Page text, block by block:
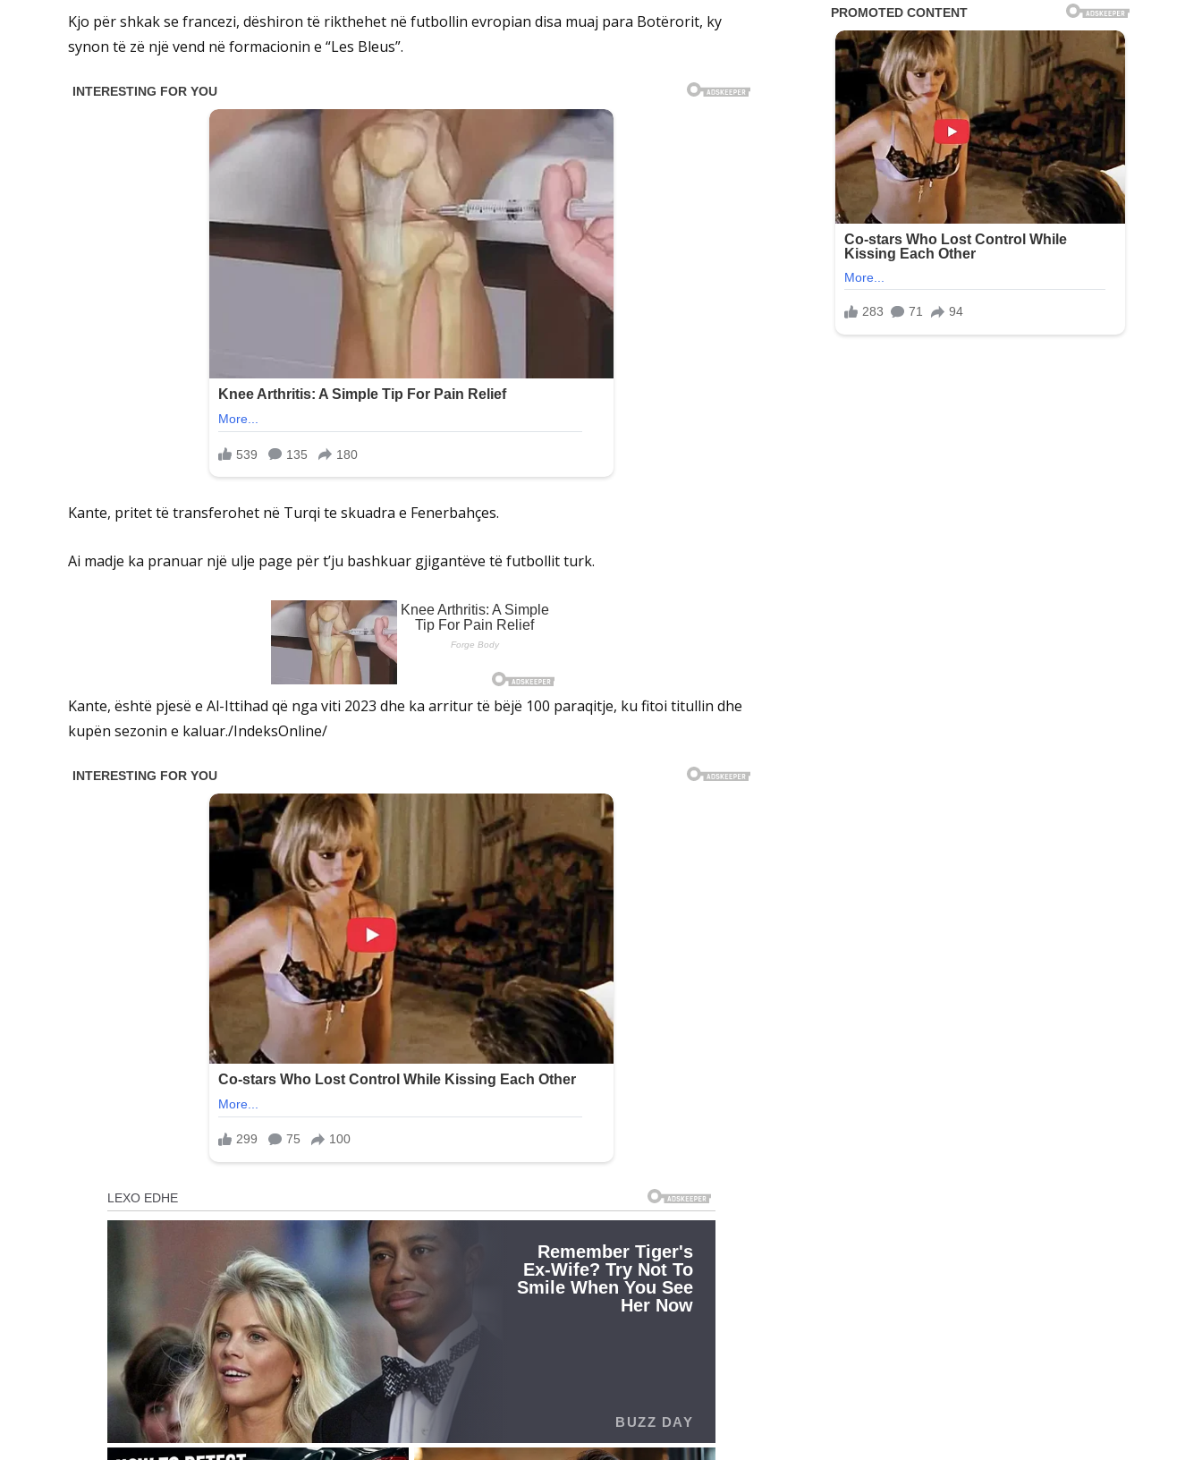
Kjo për shkak se francezi, dëshiron të rikthehet në futbollin evropian disa muaj para Botërorit, ky
synon të zë një vend në formacionin e “Les Bleus”.
Kante, pritet të transferohet në Turqi te skuadra e Fenerbahçes.
Ai madje ka pranuar një ulje page për t’ju bashkuar gjigantëve të futbollit turk.
Kante, është pjesë e Al-Ittihad që nga viti 2023 dhe ka arritur të bëjë 100 paraqitje, ku fitoi titullin dhe
kupën sezonin e kaluar./IndeksOnline/